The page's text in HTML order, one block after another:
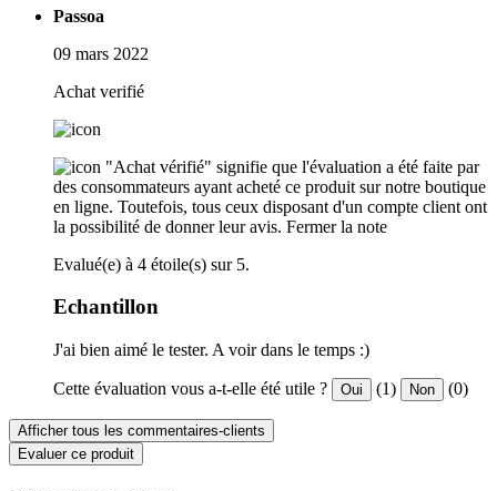
Passoa
09 mars 2022
Achat verifié
"Achat vérifié" signifie que l'évaluation a été faite par
des consommateurs ayant acheté ce produit sur notre boutique
en ligne. Toutefois, tous ceux disposant d'un compte client ont
la possibilité de donner leur avis. Fermer la note
Evalué(e) à 4 étoile(s) sur 5.
Echantillon
J'ai bien aimé le tester. A voir dans le temps :)
Cette évaluation vous a-t-elle été utile ? Oui (1) Non (0)
Afficher tous les commentaires-clients
Evaluer ce produit